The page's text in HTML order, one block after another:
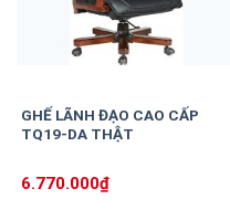
GHẾ LÃNH ĐẠO CAO CẤP
TQ19-DA THẬT
6.770.000₫